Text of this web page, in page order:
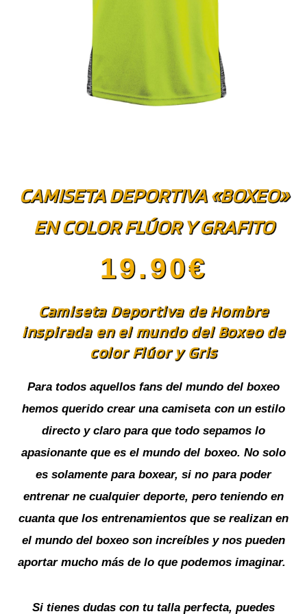
CAMISETA DEPORTIVA «BOXEO»
EN COLOR FLÚOR Y GRAFITO
19.90€
Camiseta Deportiva de Hombre
inspirada en el mundo del Boxeo de
color Flúor y Gris
Para todos aquellos fans del mundo del boxeo
hemos querido crear una camiseta con un estilo
directo y claro para que todo sepamos lo
apasionante que es el mundo del boxeo. No solo
es solamente para boxear, si no para poder
entrenar ne cualquier deporte, pero teniendo en
cuanta que los entrenamientos que se realizan en
el mundo del boxeo son increíbles y nos pueden
aportar mucho más de lo que podemos imaginar.
Si tienes dudas con tu talla perfecta, puedes